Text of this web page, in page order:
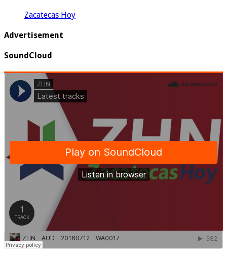
Zacatecas Hoy
Advertisement
SoundCloud